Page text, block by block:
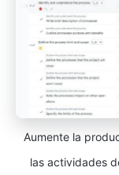
Aumente la
las actividades